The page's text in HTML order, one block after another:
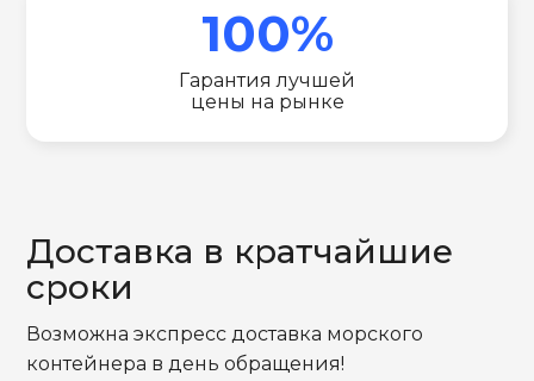
100%
Гарантия лучшей
цены на рынке
Доставка в кратчайшие
сроки
Возможна экспресс доставка морского
контейнера в день обращения!